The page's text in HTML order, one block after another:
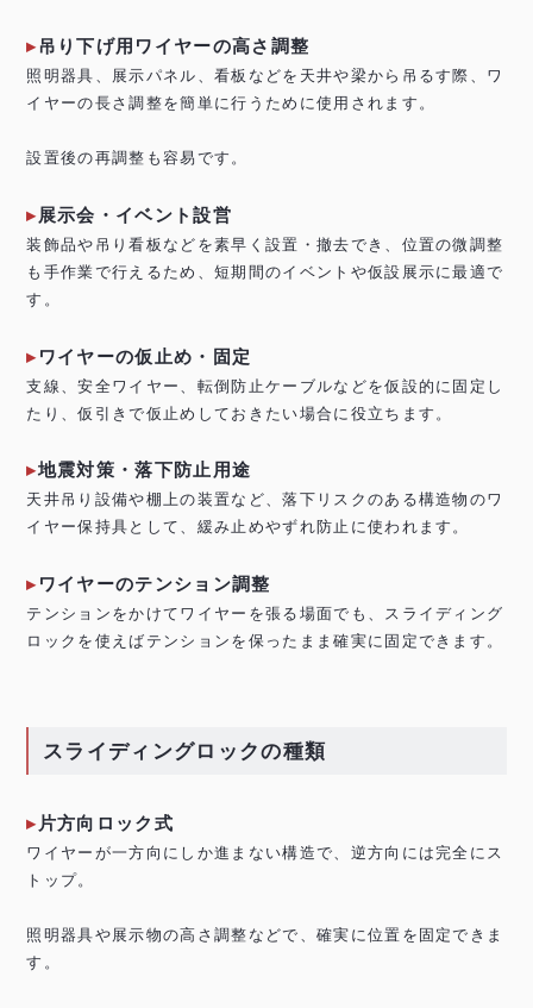
吊り下げ用ワイヤーの高さ調整
照明器具、展示パネル、看板などを天井や梁から吊るす際、ワ
イヤーの長さ調整を簡単に行うために使用されます。
設置後の再調整も容易です。
展示会・イベント設営
装飾品や吊り看板などを素早く設置・撤去でき、位置の微調整
も手作業で行えるため、短期間のイベントや仮設展示に最適で
す。
ワイヤーの仮止め・固定
支線、安全ワイヤー、転倒防止ケーブルなどを仮設的に固定し
たり、仮引きで仮止めしておきたい場合に役立ちます。
地震対策・落下防止用途
天井吊り設備や棚上の装置など、落下リスクのある構造物のワ
イヤー保持具として、緩み止めやずれ防止に使われます。
ワイヤーのテンション調整
テンションをかけてワイヤーを張る場面でも、スライディング
ロックを使えばテンションを保ったまま確実に固定できます。
スライディングロックの種類
片方向ロック式
ワイヤーが一方向にしか進まない構造で、逆方向には完全にス
トップ。
照明器具や展示物の高さ調整などで、確実に位置を固定できま
す。